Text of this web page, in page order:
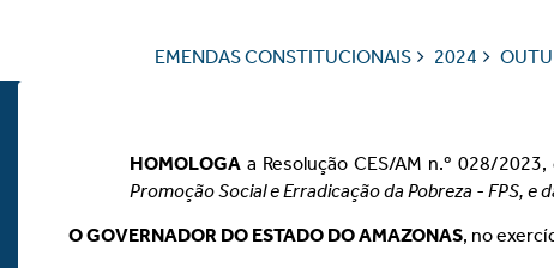
EMENDAS CONSTITUCIONAIS 2024
HOMOLOGA a Resolução CES/AM n.º 028/
Promoção Social e Erradicação da Pobreza - FPS, e
O GOVERNADOR DO ESTADO DO AMAZONAS, no